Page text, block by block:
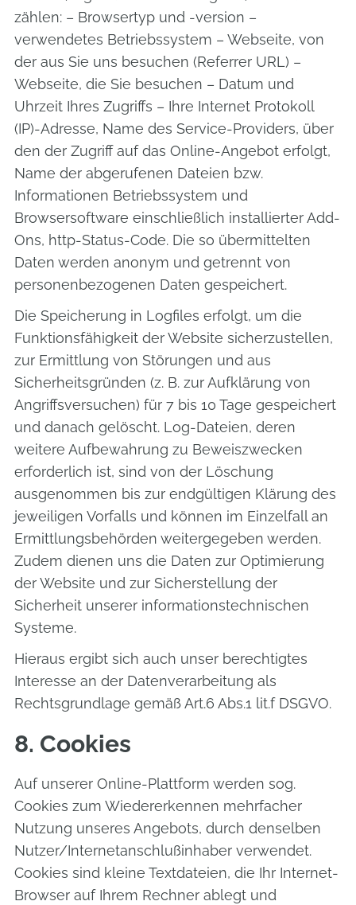
zählen: – Browsertyp und -version –
verwendetes Betriebssystem – Webseite, von
der aus Sie uns besuchen (Referrer URL) –
Webseite, die Sie besuchen – Datum und
Uhrzeit Ihres Zugriffs – Ihre Internet Protokoll
(IP)-Adresse, Name des Service-Providers, über
den der Zugriff auf das Online-Angebot erfolgt,
Name der abgerufenen Dateien bzw.
Informationen Betriebssystem und
Browsersoftware einschließlich installierter Add-
Ons, http-Status-Code. Die so übermittelten
Daten werden anonym und getrennt von
personenbezogenen Daten gespeichert.
Die Speicherung in Logfiles erfolgt, um die
Funktionsfähigkeit der Website sicherzustellen,
zur Ermittlung von Störungen und aus
Sicherheitsgründen (z. B. zur Aufklärung von
Angriffsversuchen) für 7 bis 10 Tage gespeichert
und danach gelöscht. Log-Dateien, deren
weitere Aufbewahrung zu Beweiszwecken
erforderlich ist, sind von der Löschung
ausgenommen bis zur endgültigen Klärung des
jeweiligen Vorfalls und können im Einzelfall an
Ermittlungsbehörden weitergegeben werden.
Zudem dienen uns die Daten zur Optimierung
der Website und zur Sicherstellung der
Sicherheit unserer informationstechnischen
Systeme.
Hieraus ergibt sich auch unser berechtigtes
Interesse an der Datenverarbeitung als
Rechtsgrundlage gemäß Art.6 Abs.1 lit.f DSGVO.
8. Cookies
Auf unserer Online-Plattform werden sog.
Cookies zum Wiedererkennen mehrfacher
Nutzung unseres Angebots, durch denselben
Nutzer/Internetanschlußinhaber verwendet.
Cookies sind kleine Textdateien, die Ihr Internet-
Browser auf Ihrem Rechner ablegt und